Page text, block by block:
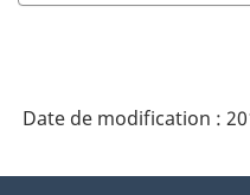
Date de modification :